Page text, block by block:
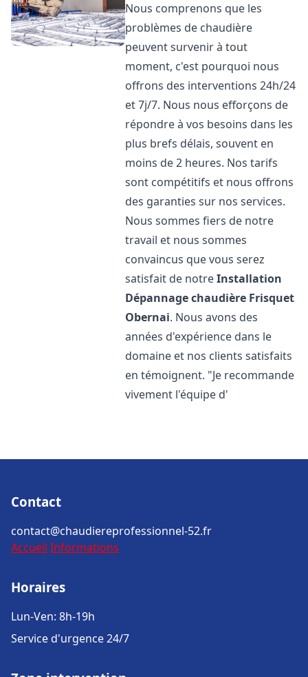
Nous comprenons que les
problèmes de chaudière
peuvent survenir à tout
moment, c'est pourquoi nous
offrons des interventions 24h/24
et 7j/7. Nous nous efforçons de
répondre à vos besoins dans les
plus brefs délais, souvent en
moins de 2 heures. Nos tarifs
sont compétitifs et nous offrons
des garanties sur nos services.
Nous sommes fiers de notre
travail et nous sommes
convaincus que vous serez
satisfait de notreInstallation
Dépannage chaudière Frisquet
Obernai. Nous avons des
années d'expérience dans le
domaine et nos clients satisfaits
en témoignent. "Je recommande
vivement l'équipe d'
Contact
contact@chaudiereprofessionnel-52.fr
Accueil Informations
Horaires
Lun-Ven: 8h-19h
Service d'urgence 24/7